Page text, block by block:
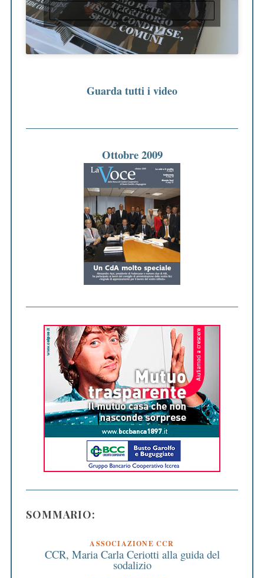
ACCETTO
Guarda tutti i video
Ottobre 2009
SOMMARIO:
ASSOCIAZIONE CCR
CCR, Maria Carla Ceriotti alla guida del
sodalizio